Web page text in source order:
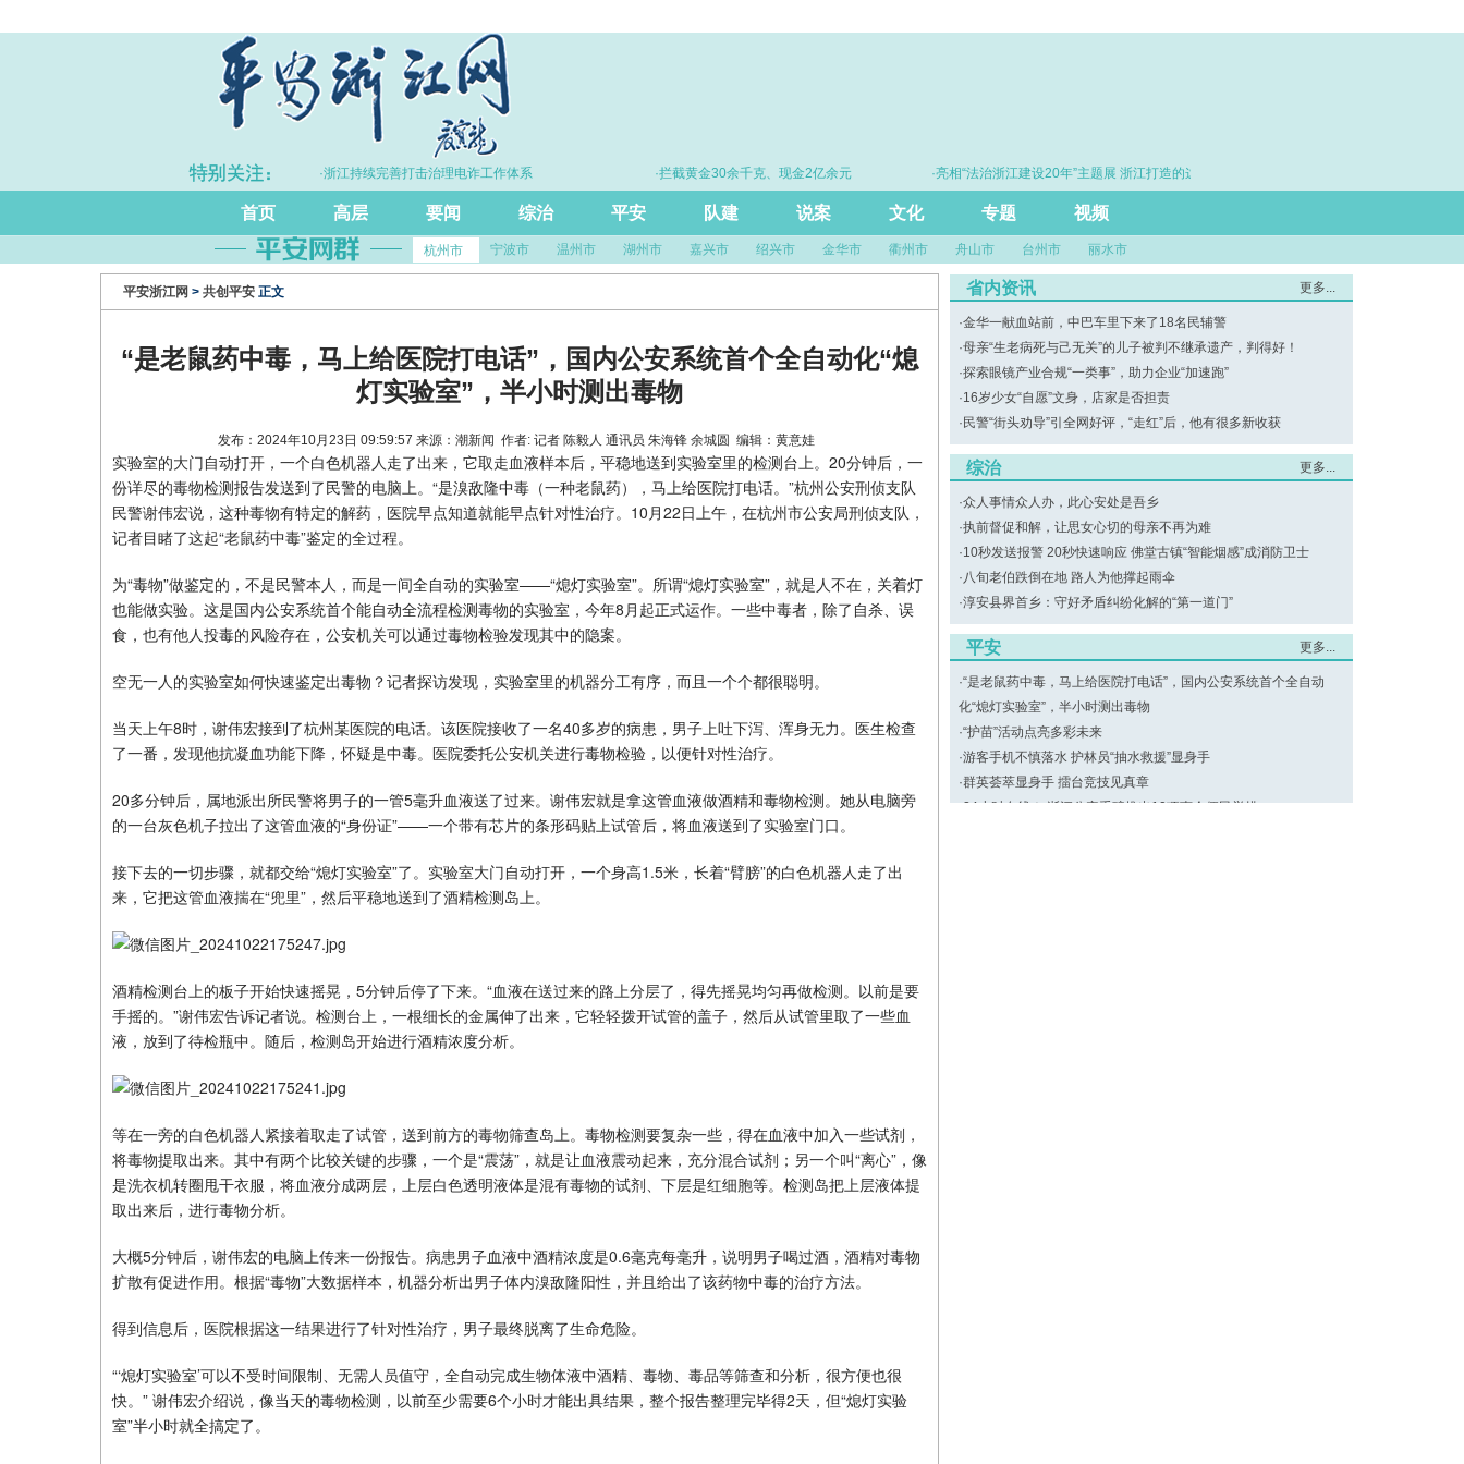
·浙江持续完善打击治理电诈工作体系 ·拦截黄金30余千克、现金2亿余元
·亮相“法治浙江建设20年”主题展 浙江打造的这把“标
首页 高层 要闻 综治 平安 队建 说案 文化 专题 视频
杭州市 宁波市 温州市 湖州市 嘉兴市 绍兴市 金华市 衢州市 舟山市 台州市 丽水市
平安浙江网 > 共创平安 正文
“是老鼠药中毒，马上给医院打电话”，国内公安系统首个全自动化“熄
灯实验室”，半小时测出毒物
发布：2024年10月23日 09:59:57 来源：潮新闻 作者: 记者 陈毅人 通讯员 朱海锋 余城圆 编辑：黄意娃
实验室的大门自动打开，一个白色机器人走了出来，它取走血液样本后，平稳地送到实验室里的检测台上。20分钟后，一
份详尽的毒物检测报告发送到了民警的电脑上。“是溴敌隆中毒（一种老鼠药），马上给医院打电话。”杭州公安刑侦支队
民警谢伟宏说，这种毒物有特定的解药，医院早点知道就能早点针对性治疗。10月22日上午，在杭州市公安局刑侦支队，
记者目睹了这起“老鼠药中毒”鉴定的全过程。
为“毒物”做鉴定的，不是民警本人，而是一间全自动的实验室——“熄灯实验室”。所谓“熄灯实验室”，就是人不在，关着灯
也能做实验。这是国内公安系统首个能自动全流程检测毒物的实验室，今年8月起正式运作。一些中毒者，除了自杀、误
食，也有他人投毒的风险存在，公安机关可以通过毒物检验发现其中的隐案。
空无一人的实验室如何快速鉴定出毒物？记者探访发现，实验室里的机器分工有序，而且一个个都很聪明。
当天上午8时，谢伟宏接到了杭州某医院的电话。该医院接收了一名40多岁的病患，男子上吐下泻、浑身无力。医生检查
了一番，发现他抗凝血功能下降，怀疑是中毒。医院委托公安机关进行毒物检验，以便针对性治疗。
20多分钟后，属地派出所民警将男子的一管5毫升血液送了过来。谢伟宏就是拿这管血液做酒精和毒物检测。她从电脑旁
的一台灰色机子拉出了这管血液的“身份证”——一个带有芯片的条形码贴上试管后，将血液送到了实验室门口。
接下去的一切步骤，就都交给“熄灯实验室”了。实验室大门自动打开，一个身高1.5米，长着“臂膀”的白色机器人走了出
来，它把这管血液揣在“兜里”，然后平稳地送到了酒精检测岛上。
酒精检测台上的板子开始快速摇晃，5分钟后停了下来。“血液在送过来的路上分层了，得先摇晃均匀再做检测。以前是要
手摇的。”谢伟宏告诉记者说。检测台上，一根细长的金属伸了出来，它轻轻拨开试管的盖子，然后从试管里取了一些血
液，放到了待检瓶中。随后，检测岛开始进行酒精浓度分析。
等在一旁的白色机器人紧接着取走了试管，送到前方的毒物筛查岛上。毒物检测要复杂一些，得在血液中加入一些试剂，
将毒物提取出来。其中有两个比较关键的步骤，一个是“震荡”，就是让血液震动起来，充分混合试剂；另一个叫“离心”，像
是洗衣机转圈甩干衣服，将血液分成两层，上层白色透明液体是混有毒物的试剂、下层是红细胞等。检测岛把上层液体提
取出来后，进行毒物分析。
大概5分钟后，谢伟宏的电脑上传来一份报告。病患男子血液中酒精浓度是0.6毫克每毫升，说明男子喝过酒，酒精对毒物
扩散有促进作用。根据“毒物”大数据样本，机器分析出男子体内溴敌隆阳性，并且给出了该药物中毒的治疗方法。
得到信息后，医院根据这一结果进行了针对性治疗，男子最终脱离了生命危险。
“‘熄灯实验室’可以不受时间限制、无需人员值守，全自动完成生物体液中酒精、毒物、毒品等筛查和分析，很方便也很
快。” 谢伟宏介绍说，像当天的毒物检测，以前至少需要6个小时才能出具结果，整个报告整理完毕得2天，但“熄灯实验
室”半小时就全搞定了。
省内资讯 更多...
·金华一献血站前，中巴车里下来了18名民辅警
·母亲“生老病死与己无关”的儿子被判不继承遗产，判得好！
·探索眼镜产业合规“一类事”，助力企业“加速跑”
·16岁少女“自愿”文身，店家是否担责
· 民警“街头劝导”引全网好评，“走红”后，他有很多新收获
综治 更多...
·众人事情众人办，此心安处是吾乡
·执前督促和解，让思女心切的母亲不再为难
·10秒发送报警 20秒快速响应 佛堂古镇“智能烟感”成消防卫士
·八旬老伯跌倒在地 路人为他撑起雨伞
·淳安县界首乡：守好矛盾纠纷化解的“第一道门”
平安 更多...
·“是老鼠药中毒，马上给医院打电话”，国内公安系统首个全自动
化“熄灯实验室”，半小时测出毒物
·“护苗”活动点亮多彩未来
·游客手机不慎落水 护林员“抽水救援”显身手
·群英荟萃显身手 擂台竞技见真章
·24小时在线！ 浙江公安重磅推出10项惠企便民举措